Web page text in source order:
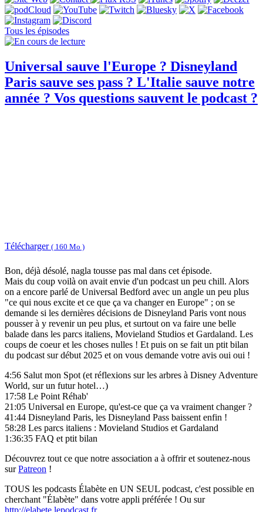
Tous les épisodes
Universal sauve l'Europe ? Disneyland
Paris sauve ses pass ? L'Italie sauve notre
année ? Vos questions sauvent le podcast ?
Télécharger ( 160 Mo )
Bon, déjà désolé, nagla tousse pas mal dans cet épisode.
Mais du coup voilà on avait envie d'un podcast un peu chill. Alors
on a encore parlé de Universal Bedford avec un angle un peu plus
"ce qui nous excite et ce que ça va changer en Europe" ; on se
demande si les dernières décisions de Disneyland Paris vont nous
pousser à y revenir un peu plus, et surtout on va faire une belle
balade dans les parcs italiens, Movieland Studios et Gardaland. Les
coups de coeur et les choses nulles ! Et puis on se fait un ptit bilan
du podcast sur début 2025 et on vous demande votre avis oui oui !
4:56 Salut mon Spot (et réflexions sur les arbres à Disney Adventure
World, sur un futur hotel…)
17:58 Le Point Réhab'
21:05 Universal en Europe, qu'est-ce que ça va vraiment changer ?
41:44 Disneyland Paris, les Disneyland Pass baissent enfin !
58:28 Les parcs italiens : Movieland Studios et Gardaland
1:36:35 FAQ et ptit bilan
Découvrez tout ce que notre association a à offrir et soutenez-nous
surPatreon !
TOUS les podcasts Élabète en UN SEUL podcast, c'est possible en
cherchant "Élabète" dans votre appli préférée ! Ou sur